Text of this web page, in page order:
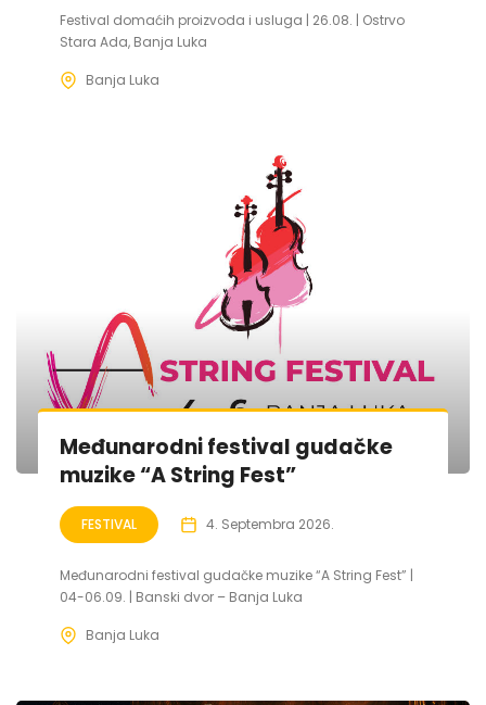
Festival domaćih proizvoda i usluga | 26.08. | Ostrvo
Stara Ada, Banja Luka
Banja Luka
Međunarodni festival gudačke
muzike “A String Fest”
FESTIVAL 4. Septembra 2026.
Međunarodni festival gudačke muzike “A String Fest” |
04-06.09. | Banski dvor – Banja Luka
Banja Luka